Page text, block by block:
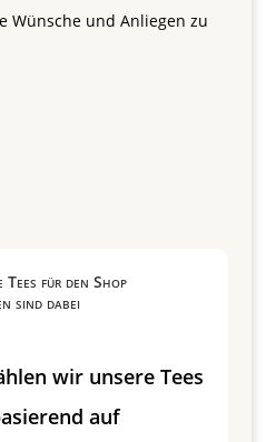
Wünsche und Anliegen zu
Tees für den Shop
sind dabei
wir unsere Tees
auf